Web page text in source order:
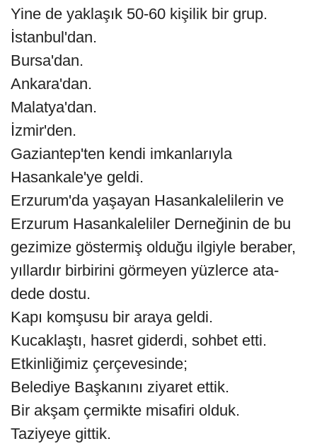
Yine de yaklaşık 50-60 kişilik bir grup.
İstanbul'dan.
Bursa'dan.
Ankara'dan.
Malatya'dan.
İzmir'den.
Gaziantep'ten kendi imkanlarıyla
Hasankale'ye geldi.
Erzurum'da yaşayan Hasankalelilerin ve
Erzurum Hasankaleliler Derneğinin de bu
gezimize göstermiş olduğu ilgiyle beraber,
yıllardır birbirini görmeyen yüzlerce ata-
dede dostu.
Kapı komşusu bir araya geldi.
Kucaklaştı, hasret giderdi, sohbet etti.
Etkinliğimiz çerçevesinde;
Belediye Başkanını ziyaret ettik.
Bir akşam çermikte misafiri olduk.
Taziyeye gittik.